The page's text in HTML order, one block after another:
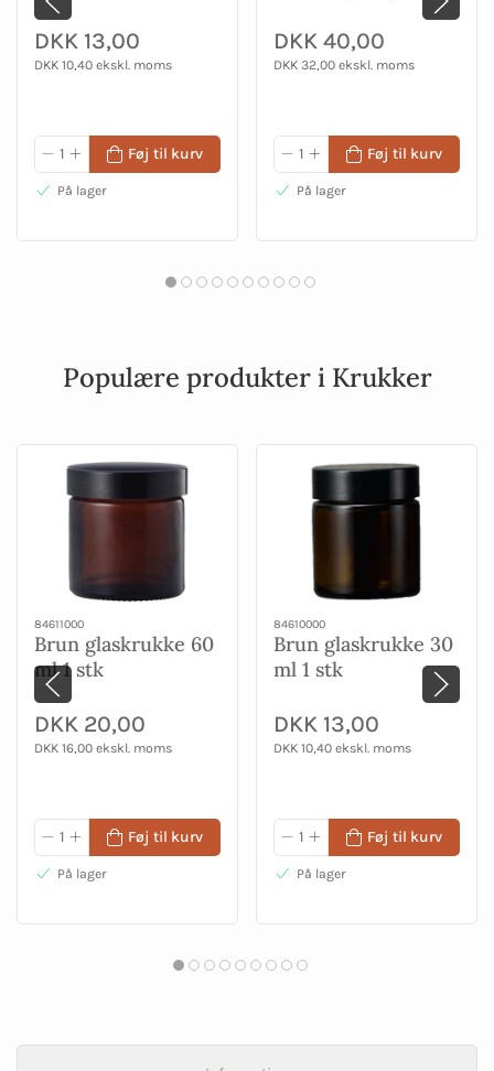
DKK 13,00
DKK 10,40 ekskl. moms
Føj til kurv
På lager
DKK 40,00
DKK 32,00 ekskl. moms
Føj til kurv
På lager
Populære produkter i Krukker
84611000
Brun glaskrukke 60
ml 1 stk
DKK 20,00
DKK 16,00 ekskl. moms
Føj til kurv
På lager
84610000
Brun glaskrukke 30
ml 1 stk
DKK 13,00
DKK 10,40 ekskl. moms
Føj til kurv
På lager